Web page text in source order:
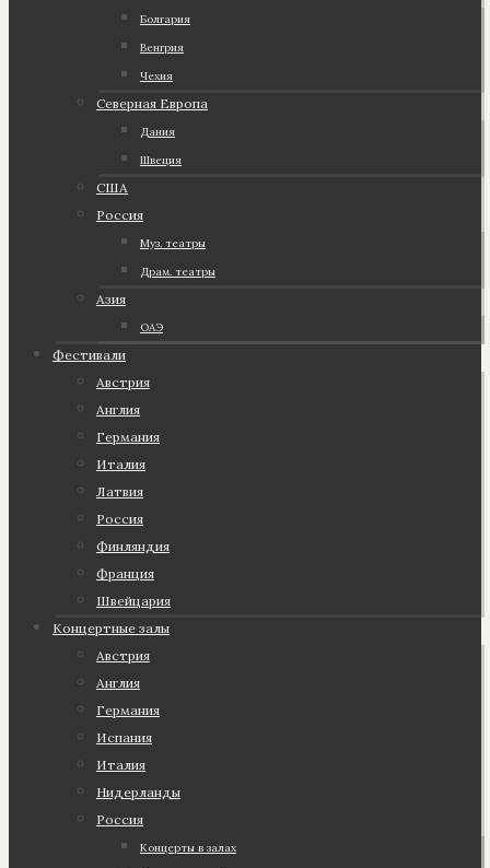
Болгария
Венгрия
Чехия
Северная Европа
Дания
Швеция
США
Россия
Муз. театры
Драм. театры
Азия
ОАЭ
Фестивали
Австрия
Англия
Германия
Италия
Латвия
Россия
Финляндия
Франция
Швейцария
Концертные залы
Австрия
Англия
Германия
Испания
Италия
Нидерланды
Россия
Концерты в залах